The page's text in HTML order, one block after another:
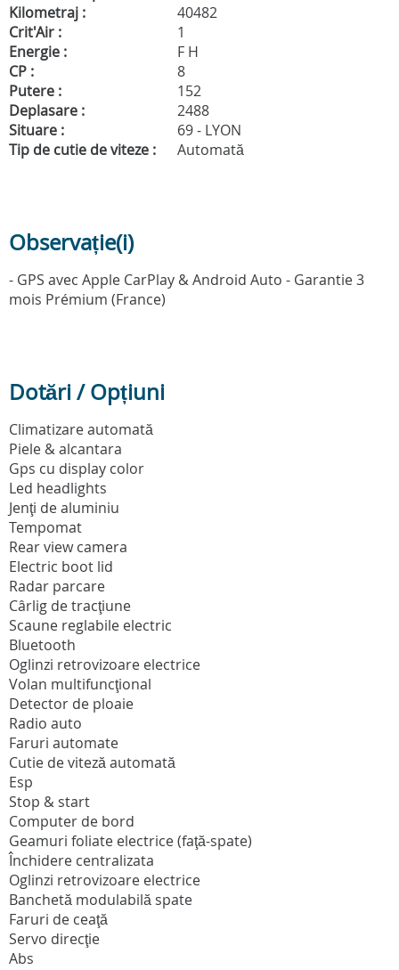
Kilometraj :
40482
Crit'Air :
1
Energie :
F H
CP :
8
Putere :
152
Deplasare :
2488
Situare :
69 - LYON
Tip de cutie de viteze :
Automată
Observație(i)
- GPS avec Apple CarPlay & Android Auto - Garantie 3
mois Prémium (France)
Dotări / Opțiuni
Climatizare automată
Piele & alcantara
Gps cu display color
Led headlights
Jenţi de aluminiu
Tempomat
Rear view camera
Electric boot lid
Radar parcare
Cârlig de tracţiune
Scaune reglabile electric
Bluetooth
Oglinzi retrovizoare electrice
Volan multifuncţional
Detector de ploaie
Radio auto
Faruri automate
Cutie de viteză automată
Esp
Stop & start
Computer de bord
Geamuri foliate electrice (faţă-spate)
Închidere centralizata
Oglinzi retrovizoare electrice
Banchetă modulabilă spate
Faruri de ceaţă
Servo direcţie
Abs